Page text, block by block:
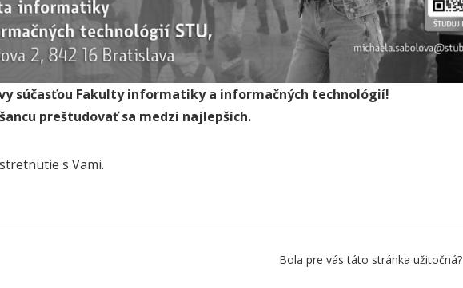
súčasťou Fakulty informatiky a informačných technológií!
preštudovať sa medzi najlepších.
s Vami.
Bola pre vás táto stránka užitočná?